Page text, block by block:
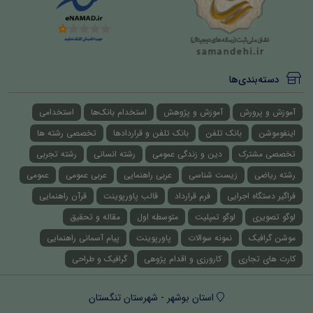
دسته‌بندی‌ها
آموزش و پرورش آموزش و پژوهش استخدام بانک‌ها
استخدامی
اینفوموشن
بانک تلفن بانک تلفن و قراردادها
تخصصی رشته ها
تخصصی مشترک
دین و زندگی عمومی رشته انسانی
رشته تجربی
رشته ریاضی
زیست شناسی عربی راهنمایی عربی عمومی
عمومی
فراگیر دستگاه اجرایی
فرم قرارداد قالب پاورپوینت
قرآن راهنمایی
لوگو تصویری
لوگو تمپلیت متوسطه اول
مقاله و تحقیق
موشن گرافیک
نمونه سوالات پاورپوینت
پیام آسمانی راهنمایی
کارت های تجاری
کارورزی و اقدام پژوهی گرافیک و طراحی
استان بوشهر - شهرستان تنگستان